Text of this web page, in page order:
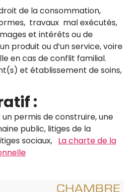
de la consommation,
travaux mal exécutés,
et intérêts ou de
produit ou d’un service, voire
en cas de conflit familial.
et établissement de soins,
:
permis de construire, une
public, litiges de la
sociaux, La charte de la